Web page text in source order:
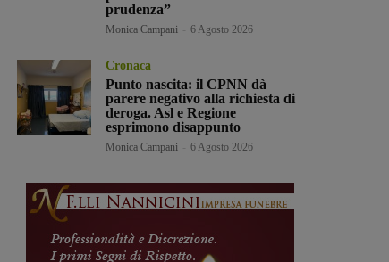
prudenza”
Monica Campani 6 Agosto 2026
Cronaca
Punto nascita: il CPNN dà
parere negativo alla richiesta di
deroga. Asl e Regione
esprimono disappunto
Monica Campani 6 Agosto 2026